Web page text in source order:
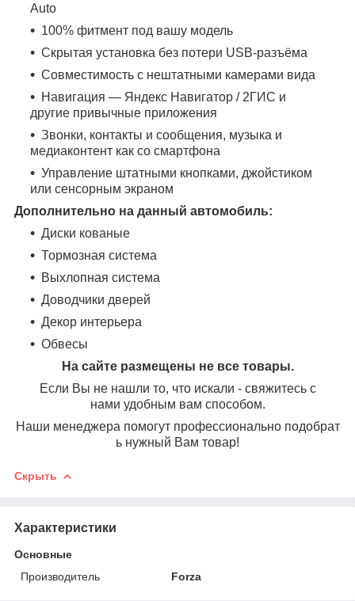
Auto
100% фитмент под вашу модель
Скрытая установка без потери USB-разъёма
Совместимость с нештатными камерами вида
Навигация — Яндекс Навигатор / 2ГИС и
другие привычные приложения
Звонки, контакты и сообщения, музыка и
медиаконтент как со смартфона
Управление штатными кнопками, джойстиком
или сенсорным экраном
Дополнительно на данный автомобиль:
Диски кованые
Тормозная система
Выхлопная система
Доводчики дверей
Декор интерьера
Обвесы
На сайте размещены не все товары.
Если Вы не нашли то, что искали - свяжитесь с
нами удобным вам способом.
Наши менеджера помогут профессионально подобрат
ь нужный Вам товар!
Скрыть
Характеристики
Основные
Производитель
Forza